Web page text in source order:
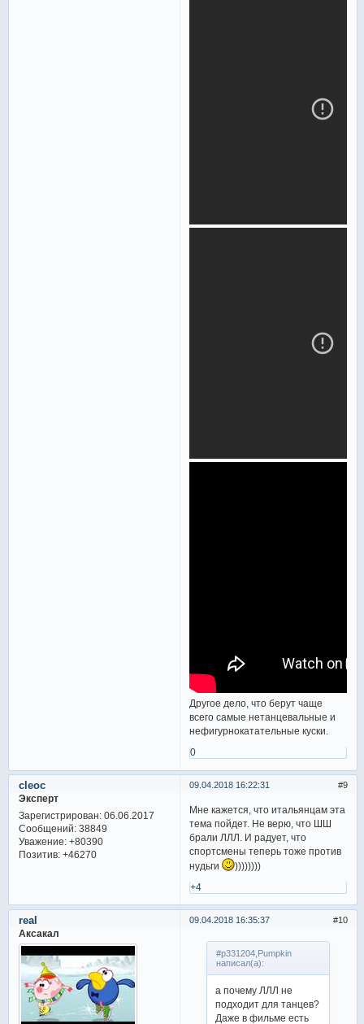
Другое дело, что берут чаще
всего самые нетанцевальные и
нефигурнокатательные куски.
0
9
09.04.2018 16:22:31
cleoc
Эксперт
Зарегистрирован: 06.06.2017
Сообщений:38849
Уважение: +80390
Позитив: +46270
Мне кажется, что итальянцам эта
тема пойдет. Не верю, что ШШ
брали ЛЛЛ. И радует, что
спортсмены теперь тоже против
нудьги
))))))))
+4
10
09.04.2018 16:35:37
real
Аксакал
#p331204,Pumpkin
написал(а):
а почему ЛЛЛ не
подходит для танцев?
Даже в фильме есть